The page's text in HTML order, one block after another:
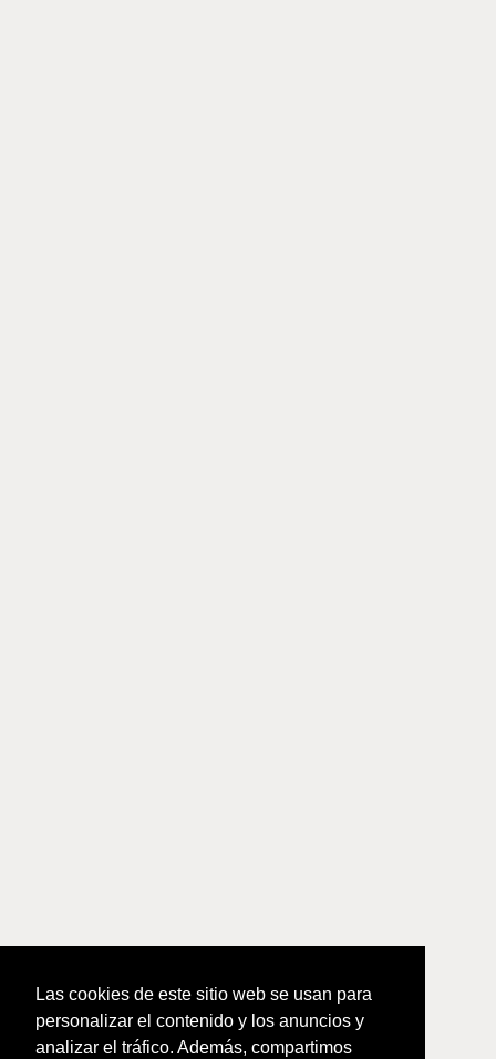
Las cookies de este sitio web se usan para
personalizar el contenido y los anuncios y
analizar el tráfico. Además, compartimos